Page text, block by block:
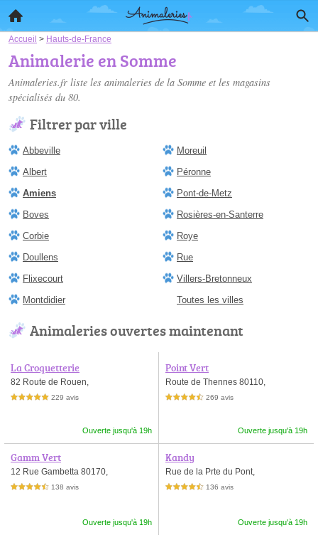
Accueil > Hauts-de-France
Animalerie en Somme
Animaleries.fr liste les animaleries de la Somme et les magasins
spécialisés du 80.
Filtrer par ville
Abbeville
Albert
Amiens
Boves
Corbie
Doullens
Flixecourt
Montdidier
Moreuil
Péronne
Pont-de-Metz
Rosières-en-Santerre
Roye
Rue
Villers-Bretonneux
Toutes les villes
Animaleries ouvertes maintenant
La Croquetterie
82 Route de Rouen,
5,0 étoiles sur 5 229 avis
Ouverte jusqu'à 19h
Point Vert
Route de Thennes 80110,
4,5 étoiles sur 5 269 avis
Ouverte jusqu'à 19h
Gamm Vert
12 Rue Gambetta 80170,
4,5 étoiles sur 5 138 avis
Ouverte jusqu'à 19h
Kandy
Rue de la Prte du Pont,
4,5 étoiles sur 5 136 avis
Ouverte jusqu'à 19h